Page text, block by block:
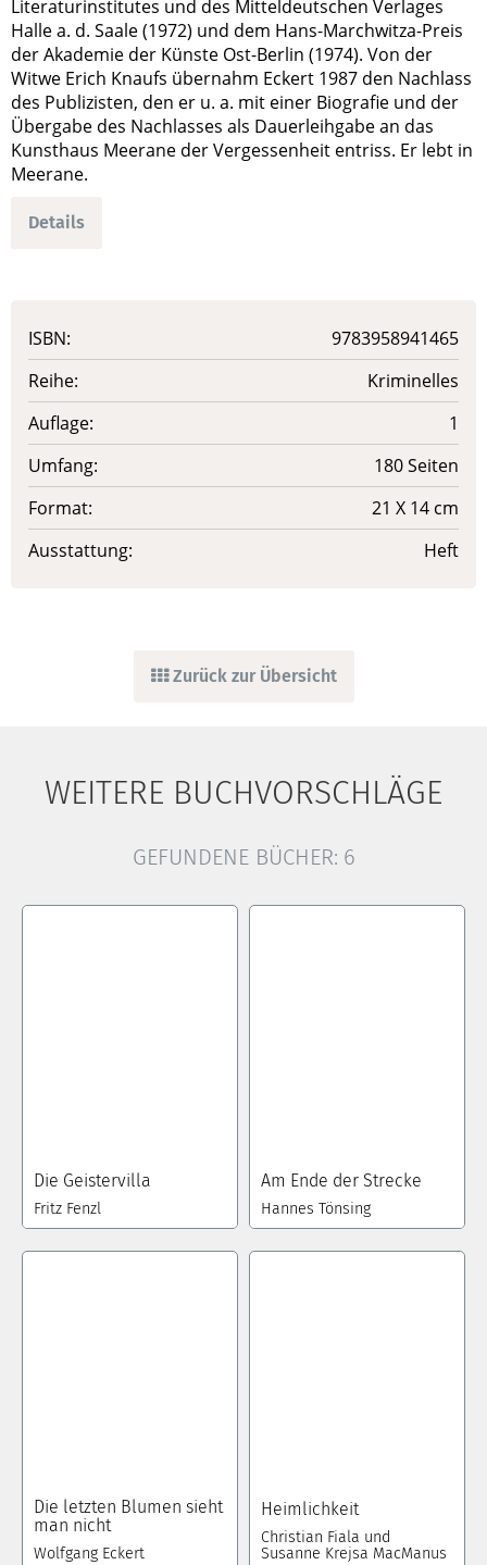
Literaturinstitutes und des Mitteldeutschen Verlages
Halle a. d. Saale (1972) und dem Hans-Marchwitza-Preis
der Akademie der Künste Ost-Berlin (1974). Von der
Witwe Erich Knaufs übernahm Eckert 1987 den Nachlass
des Publizisten, den er u. a. mit einer Biografie und der
Übergabe des Nachlasses als Dauerleihgabe an das
Kunsthaus Meerane der Vergessenheit entriss. Er lebt in
Meerane.
Details
ISBN:
9783958941465
Reihe:
Kriminelles
Auflage:
1
Umfang:
180 Seiten
Format:
21 X 14 cm
Ausstattung:
Heft
Zurück zur Übersicht
WEITERE BUCHVORSCHLÄGE
GEFUNDENE BÜCHER: 6
Die Geistervilla
Fritz Fenzl
Am Ende der Strecke
Hannes Tönsing
Die letzten Blumen sieht
man nicht
Wolfgang Eckert
Heimlichkeit
Christian Fiala und
Susanne Krejsa MacManus